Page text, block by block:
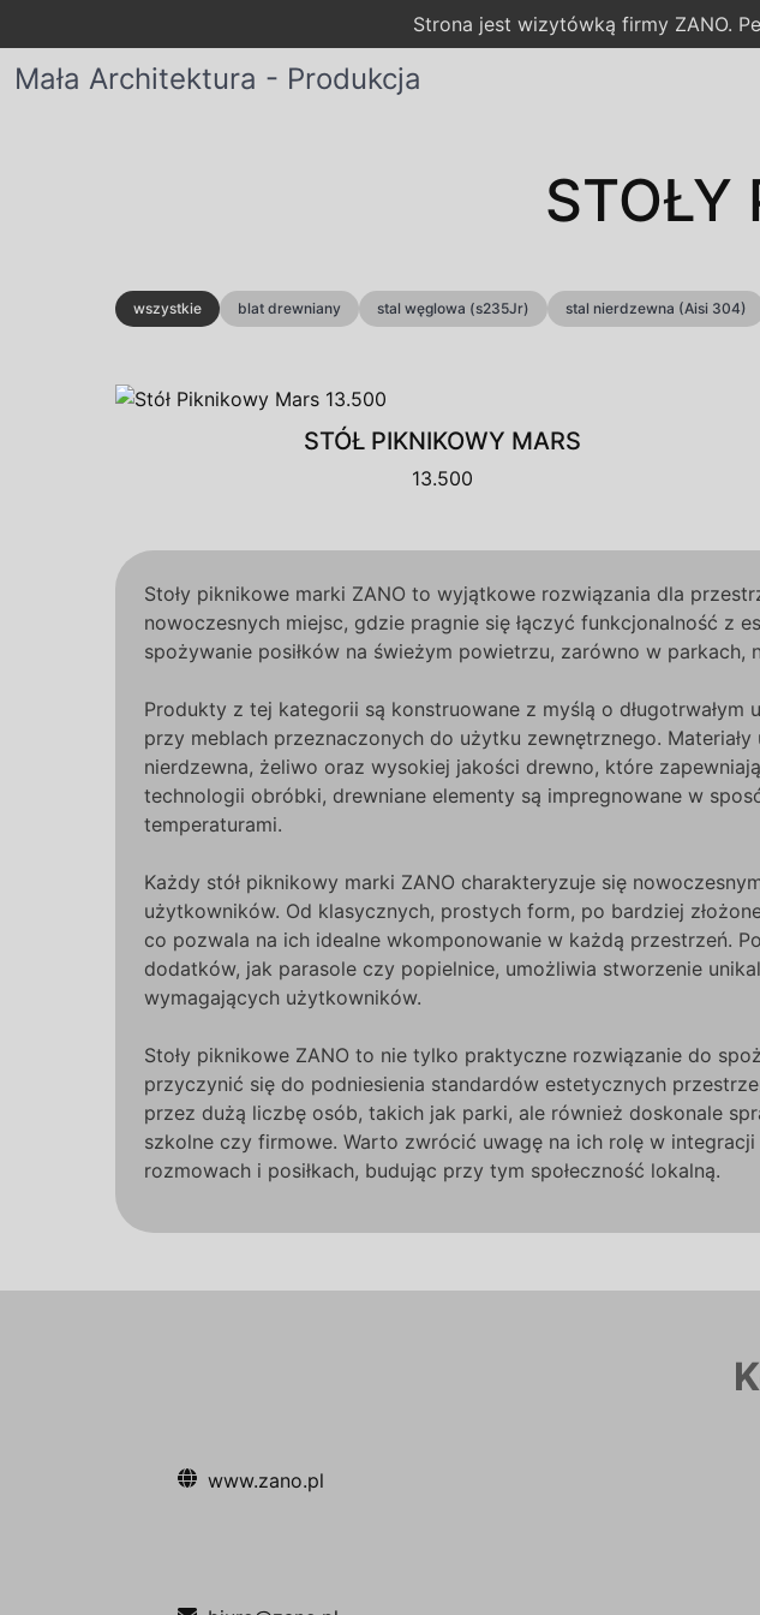
Strona jest wizytówką firmy ZANO.
Mała Architektura - Produkcja
STOŁY
wszystkie blat drewniany stal węglowa (s235Jr) stal nierdzewna (Aisi 304)
STÓŁ PIKNIKOWY MARS
13.500
Stoły piknikowe marki ZANO to wyjątkowe rozwiązania dla
nowoczesnych miejsc, gdzie pragnie się łączyć funkcjonalność
spożywanie posiłków na świeżym powietrzu, zarówno w parkach,
Produkty z tej kategorii są konstruowane z myślą o
przy meblach przeznaczonych do użytku zewnętrznego.
nierdzewna, żeliwo oraz wysokiej jakości drewno, które
technologii obróbki, drewniane elementy są impregnowane w
temperaturami.
Każdy stół piknikowy marki ZANO charakteryzuje się
użytkowników. Od klasycznych, prostych form, po bardziej
co pozwala na ich idealne wkomponowanie w każdą przestrzeń.
dodatków, jak parasole czy popielnice, umożliwia stworzenie
wymagających użytkowników.
Stoły piknikowe ZANO to nie tylko praktyczne rozwiązanie do
przyczynić się do podniesienia standardów estetycznych
przez dużą liczbę osób, takich jak parki, ale również doskonale
szkolne czy firmowe. Warto zwrócić uwagę na ich rolę w
rozmowach i posiłkach, budując przy tym społeczność lokalną.
www.zano.pl